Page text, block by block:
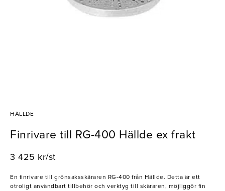
HÄLLDE
Finrivare till RG-400 Hällde ex frakt
3 425 kr/st
En finrivare till grönsaksskäraren RG-400 från Hällde. Detta är ett
otroligt användbart tillbehör och verktyg till skäraren, möjliggör fin